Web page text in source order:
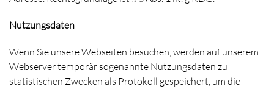
Nutzungsdaten
Wenn Sie unsere Webseiten besuchen, werden auf unserem
Webserver temporär sogenannte Nutzungsdaten zu
statistischen Zwecken als Protokoll gespeichert, um die